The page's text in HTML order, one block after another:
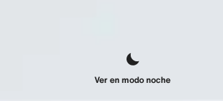
Ver en modo noche